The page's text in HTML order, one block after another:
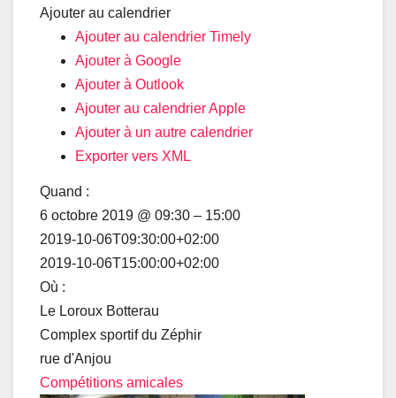
Ajouter au calendrier
Ajouter au calendrier Timely
Ajouter à Google
Ajouter à Outlook
Ajouter au calendrier Apple
Ajouter à un autre calendrier
Exporter vers XML
Impossible de charger Google Maps
correctement sur cette page.
Ce site Web vous appartient ?
Quand :
6 octobre 2019 @ 09:30 – 15:00
2019-10-06T09:30:00+02:00
2019-10-06T15:00:00+02:00
Où :
Le Loroux Botterau
Complex sportif du Zéphir
rue d'Anjou
Compétitions amicales